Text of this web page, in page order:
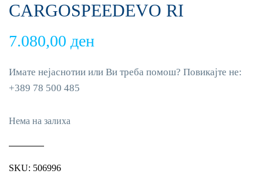
CARGOSPEEDEVO RI
7.080,00 ден
Имате нејаснотии или Ви треба помош? Повикајте не:
+389 78 500 485
Нема на залиха
SKU: 506996